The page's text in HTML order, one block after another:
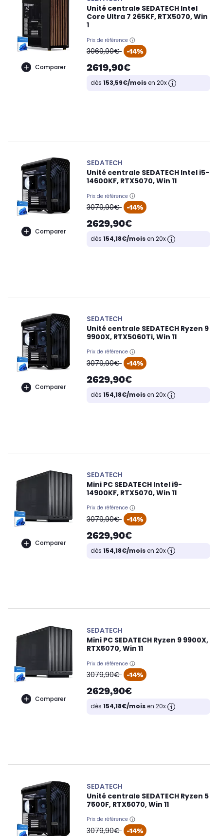
Comparer
Unité centrale SEDATECH Intel
Core Ultra 7 265KF, RTX5070, Win
1
Prix de référence
oldPrice
3069,90€ -14%
2619,90€
dès 153,59€/moisen 20x
Comparer
SEDATECH
Unité centrale SEDATECH Intel i5-
14600KF, RTX5070, Win 11
Prix de référence
oldPrice
3079,90€ -14%
2629,90€
dès 154,18€/moisen 20x
Comparer
SEDATECH
Unité centrale SEDATECH Ryzen 9
9900X, RTX5060Ti, Win 11
Prix de référence
oldPrice
3079,90€ -14%
2629,90€
dès 154,18€/moisen 20x
Comparer
SEDATECH
Mini PC SEDATECH Intel i9-
14900KF, RTX5070, Win 11
Prix de référence
oldPrice
3079,90€ -14%
2629,90€
dès 154,18€/moisen 20x
Comparer
SEDATECH
Mini PC SEDATECH Ryzen 9 9900X,
RTX5070, Win 11
Prix de référence
oldPrice
3079,90€ -14%
2629,90€
dès 154,18€/moisen 20x
SEDATECH
Unité centrale SEDATECH Ryzen 5
7500F, RTX5070, Win 11
Prix de référence
oldPrice
3079,90€ -14%